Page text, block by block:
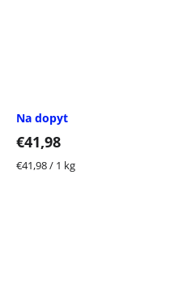
Na dopyt
€41,98
Jednotková
€41,98 / 1 kg